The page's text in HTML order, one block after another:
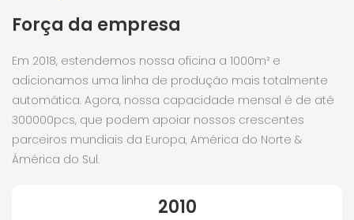
Força da empresa
Em 2018, estendemos nossa oficina a 1000m² e
adicionamos uma linha de produção mais totalmente
automática. Agora, nossa capacidade mensal é de até
300000pcs, que podem apoiar nossos crescentes
parceiros mundiais da Europa, América do Norte &
Ámérica do Sul.
2010